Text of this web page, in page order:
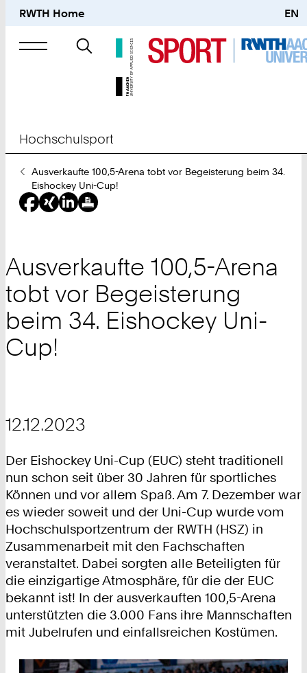
RWTH Home EN
Suche
nach
Hochschulsport
Sie
sind
hier:
Ausverkaufte 100,5-Arena tobt vor Begeisterung beim 34.
Eishockey Uni-Cup!
Ausverkaufte 100,5-Arena
tobt vor Begeisterung
beim 34. Eishockey Uni-
Cup!
12.12.2023
Der Eishockey Uni-Cup (EUC) steht traditionell
nun schon seit über 30 Jahren für sportliches
Können und vor allem Spaß. Am 7. Dezember war
es wieder soweit und der Uni-Cup wurde vom
Hochschulsportzentrum der RWTH (HSZ) in
Zusammenarbeit mit den Fachschaften
veranstaltet. Dabei sorgten alle Beteiligten für
die einzigartige Atmosphäre, für die der EUC
bekannt ist! In der ausverkauften 100,5-Arena
unterstützten die 3.000 Fans ihre Mannschaften
mit Jubelrufen und einfallsreichen Kostümen.